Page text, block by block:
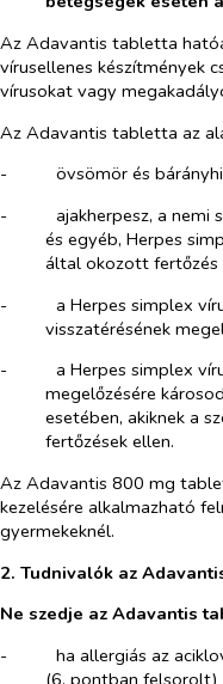
Az Adavantis tabletta
vírusellenes készítmények
vírusokat vagy
Az Adavantis tabletta az
-​
övsömör és
-​
ajakherpesz, a nemi
és egyéb, Herpes
által okozott fertőzés
-​
a Herpes simplex
visszatérésének
-​
a Herpes simplex
megelőzésére
esetében, akiknek a
fertőzések ellen.
Az Adavantis 800 mg
kezelésére alkalmazható
gyermekeknél.
2. Tudnivalók az
Ne szedje az Adavantis
-​
ha allergiás az
(6. pontban felsorolt)